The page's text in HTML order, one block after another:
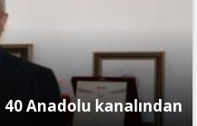
40 Anadolu kanalından